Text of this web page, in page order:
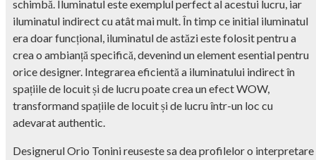
schimbă. Iluminatul este exemplul perfect al acestui lucru, iar
iluminatul indirect cu atât mai mult. În timp ce initial iluminatul
era doar funcțional, iluminatul de astăzi este folosit pentru a
crea o ambianță specifică, devenind un element esential pentru
orice designer. Integrarea eficientă a iluminatului indirect în
spațiile de locuit și de lucru poate crea un efect WOW,
transformand spațiile de locuit și de lucru într-un loc cu
adevarat authentic.
Designerul Orio Tonini reuseste sa dea profilelor o interpretare